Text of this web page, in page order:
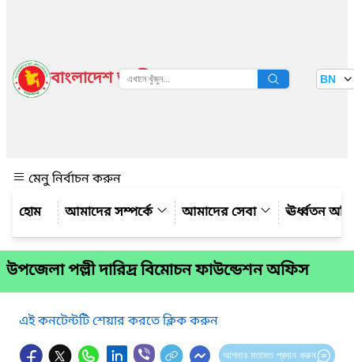
বাংলাদেশ জাতীয় তথ্য বাতায়ন BN
মেনু নির্বাচন করুন
আমাদের সম্পর্কে
আমাদের সেবা ঊর্ধ্বতন
উপজেলা পল্লী দারিদ্র বিমোচন ফাউন্ডেশন অফিস
এই কনটেন্টটি শেয়ার করতে ক্লিক করুন
আপনার মতামত প্রদান করুন